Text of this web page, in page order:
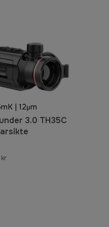
| 12μm
3.0 TH35C